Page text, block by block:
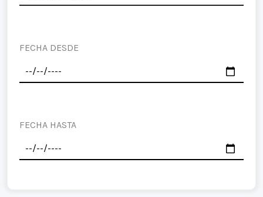
FECHA DESDE
FECHA HASTA